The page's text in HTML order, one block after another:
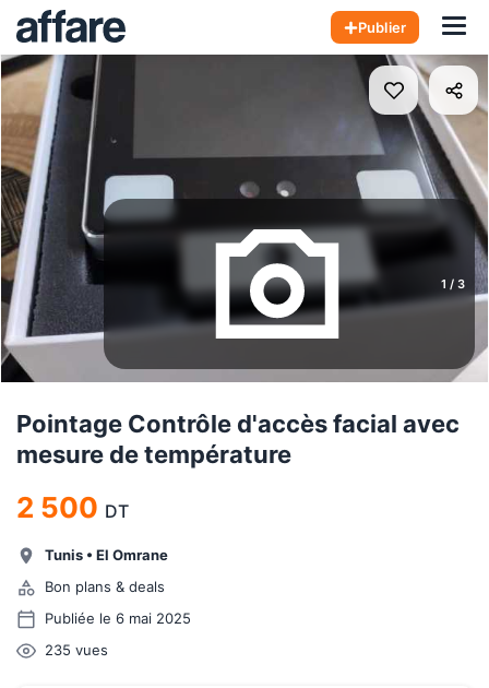
Publier
1 / 3
Pointage Contrôle d'accès facial avec
mesure de température
2 500 DT
Tunis • El Omrane
Bon plans & deals
Publiée le 6 mai 2025
235 vues